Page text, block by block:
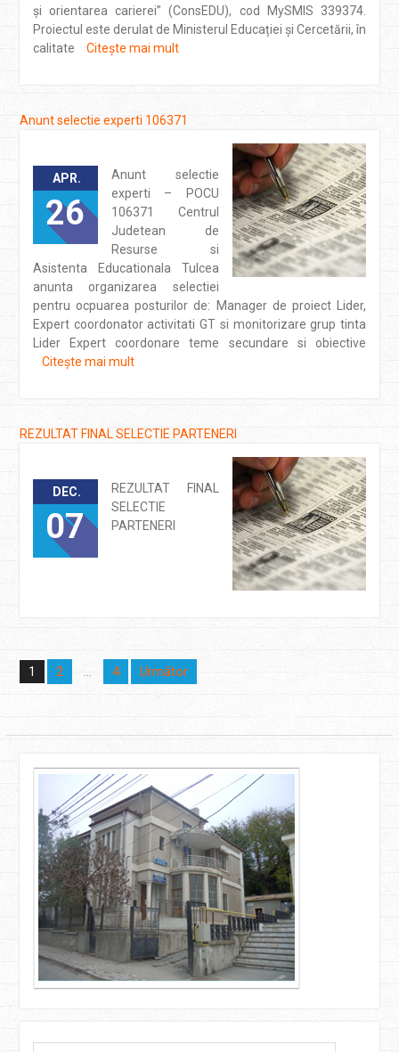
și orientarea carierei” (ConsEDU), cod MySMIS 339374.
Proiectul este derulat de Ministerul Educației și Cercetării, în
calitate
Citește mai mult
Anunt selectie experti 106371
APR.
26
Anunt selectie
experti – POCU
106371 Centrul
Judetean de
Resurse si
Asistenta Educationala Tulcea
anunta organizarea selectiei
pentru ocpuarea posturilor de: Manager de proiect Lider,
Expert coordonator activitati GT si monitorizare grup tinta
Lider Expert coordonare teme secundare si obiective
Citește mai mult
REZULTAT FINAL SELECTIE PARTENERI
DEC.
07
REZULTAT FINAL
SELECTIE
PARTENERI
Navigare
în
1 2 4 Următor
Search